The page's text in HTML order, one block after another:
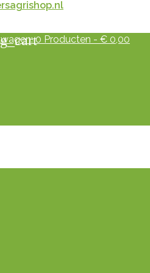
0 Producten - € 0,00